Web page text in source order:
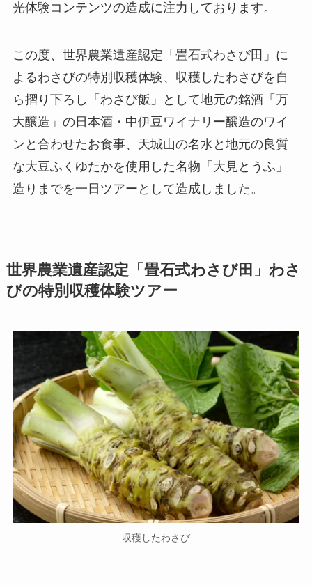
光体験コンテンツの造成に注力しております。
この度、世界農業遺産認定「畳石式わさび田」に
よるわさびの特別収穫体験、収穫したわさびを自
ら摺り下ろし「わさび飯」として地元の銘酒「万
大醸造」の日本酒・中伊豆ワイナリー醸造のワイ
ンと合わせたお食事、天城山の名水と地元の良質
な大豆ふくゆたかを使用した名物「大見とうふ」
造りまでを一日ツアーとして造成しました。
世界農業遺産認定「畳石式わさび田」わさ
びの特別収穫体験ツアー
収穫したわさび